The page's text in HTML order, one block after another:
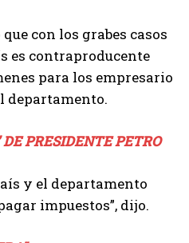
con los grabes casos
es contraproducente
para los empresario
departamento.
PRESIDENTE PETRO
y el departamento
impuestos”, dijo.